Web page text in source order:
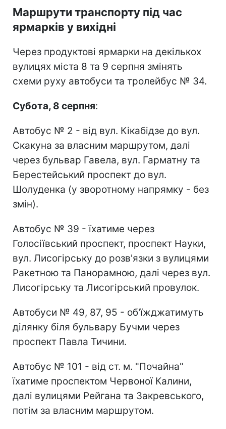
Маршрути транспорту під час
ярмарків у вихідні
Через продуктові ярмарки на декількох
вулицях міста 8 та 9 серпня змінять
схеми руху автобуси та тролейбус № 34.
Субота, 8 серпня:
Автобус № 2 - від вул. Кікабідзе до вул.
Скакуна за власним маршрутом, далі
через бульвар Гавела, вул. Гарматну та
Берестейський проспект до вул.
Шолуденка (у зворотному напрямку - без
змін).
Автобус № 39 - їхатиме через
Голосіївський проспект, проспект Науки,
вул. Лисогірську до розв'язки з вулицями
Ракетною та Панорамною, далі через вул.
Лисогірську та Лисогірський провулок.
Автобуси № 49, 87, 95 - об'їжджатимуть
ділянку біля бульвару Бучми через
проспект Павла Тичини.
Автобус № 101 - від ст. м. "Почайна"
їхатиме проспектом Червоної Калини,
далі вулицями Рейгана та Закревського,
потім за власним маршрутом.